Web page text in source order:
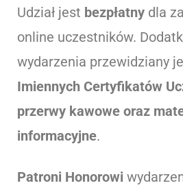
Udział jest bezpłatny dla
online uczestników.
wydarzenia przewidziany
Imiennych Certyfikatów
przerwy kawowe oraz
informacyjne.
Patroni Honorowi